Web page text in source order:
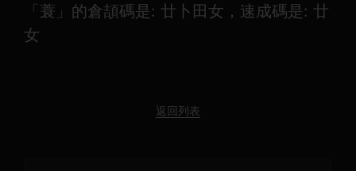
「蓑」的倉頡碼是: 廿卜田女，速成碼是: 廿
女
返回列表